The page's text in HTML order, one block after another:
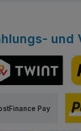
und
Pay